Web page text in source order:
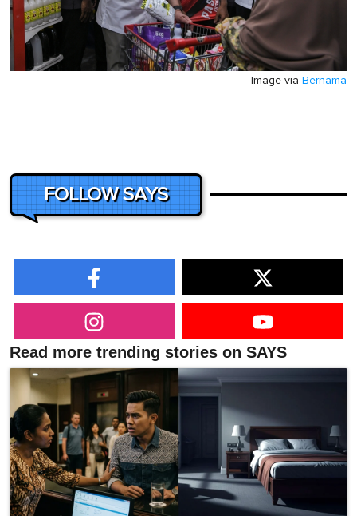
Image via Bernama
FOLLOW SAYS
Read more trending stories on SAYS